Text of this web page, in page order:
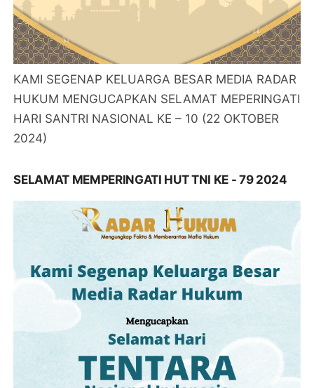
KAMI SEGENAP KELUARGA BESAR MEDIA RADAR
HUKUM MENGUCAPKAN SELAMAT MEPERINGATI
HARI SANTRI NASIONAL KE – 10 (22 OKTOBER
2024)
SELAMAT MEMPERINGATI HUT TNI KE - 79 2024